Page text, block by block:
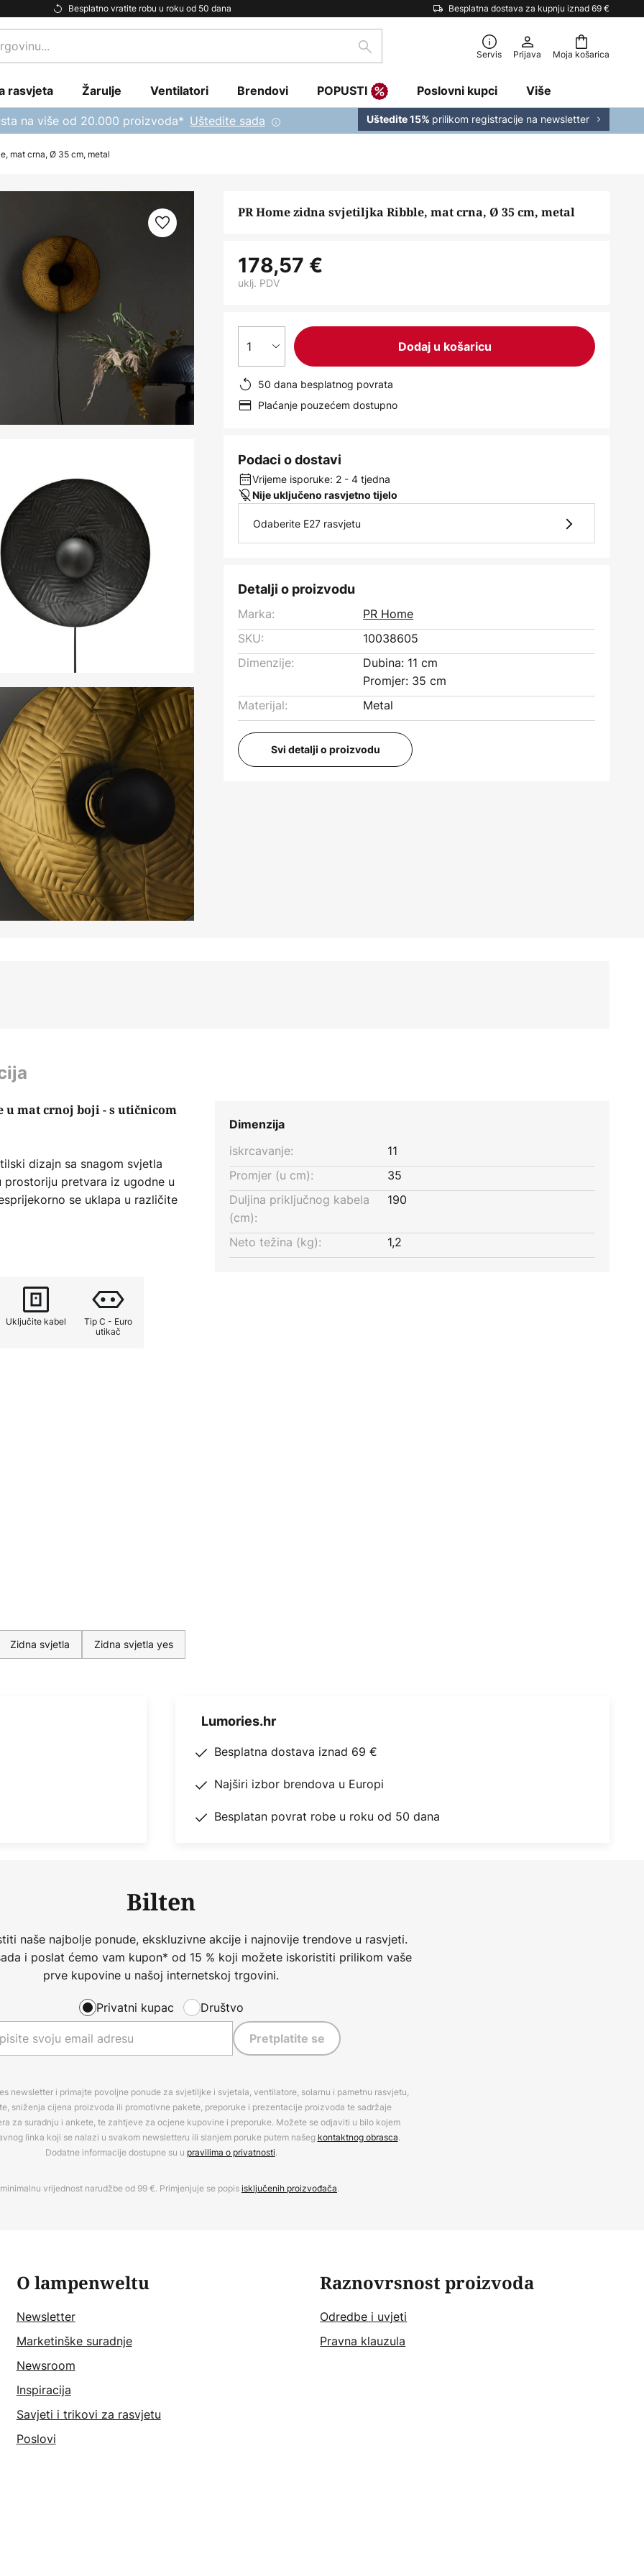
Besplatno vratite robu u roku od 50 dana Besplatna dostava za kupnju iznad 69 €
Moja košarica
traži Servis Prijava
rasvjeta Žarulje Ventilatori Brendovi POPUSTI Poslovni kupci Više
na više od 20.000 proizvoda* Uštedite sada Uštedite 15% prilikom registracije na newsletter
mat crna, Ø 35 cm, metal
PR Home zidna svjetiljka Ribble, mat crna, Ø 35 cm, metal
178,57 €
uklj. PDV
1 Dodaj u košaricu
50 dana besplatnog povrata
Plaćanje pouzećem dostupno
Podaci o dostavi
Vrijeme isporuke: 2 - 4 tjedna
Nije uključeno rasvjetno tijelo
Odaberite E27 rasvjetu
Detalji o proizvodu
Marka:
PR Home
SKU:
10038605
Dimenzije:
Dubina: 11 cm
Promjer: 35 cm
Materijal:
Metal
Svi detalji o proizvodu
u mat crnoj boji - s utičnicom
dizajn sa snagom svjetla
pretvara iz ugodne u
se uklapa u različite
elementom za dnevni
dio svakodnevnog života,
poboljšava kvalitetu življenja.
Uključite kabel
Tip C - Euro
utikač
Dimenzija
iskrcavanje:
11
Promjer (u cm):
35
Duljina priključnog kabela
(cm):
190
Neto težina (kg): 1,2
Zidna svjetla Zidna svjetla yes
Lumories.hr
Besplatna dostava iznad 69 €
Najširi izbor brendova u Europi
Besplatan povrat robe u roku od 50 dana
Bilten
naše najbolje ponude, ekskluzivne akcije i najnovije trendove u rasvjeti.
i poslat ćemo vam kupon* od 15 % koji možete iskoristiti prilikom vaše
prve kupovine u našoj internetskoj trgovini.
Privatni kupac Društvo
Pretplatite se
newsletter i primajte povoljne ponude za svjetiljke i svjetala, ventilatore, solarnu i pametnu rasvjetu,
sniženja cijena proizvoda ili promotivne pakete, preporuke i prezentacije proizvoda te sadržaje
za suradnju i ankete, te zahtjeve za ocjene kupovine i preporuke. Možete se odjaviti u bilo kojem
linka koji se nalazi u svakom newsletteru ili slanjem poruke putem našeg kontaktnog obrasca.
Dodatne informacije dostupne su u pravilima o privatnosti.
vrijednost narudžbe od 99 €. Primjenjuje se popisisključenih proizvođača.
O lampenweltu
Newsletter
Marketinške suradnje
Newsroom
Inspiracija
Savjeti i trikovi za rasvjetu
Poslovi
Raznovrsnost proizvoda
Odredbe i uvjeti
Pravna klauzula